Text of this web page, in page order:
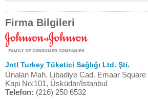
Firma Bilgileri
Jntl Turkey Tüketici Sağlığı Ltd. Şti.
Ünalan Mah. Libadiye Cad. Emaar
Kapi No:101, Üsküdar/İstanbul
Telefon: (216) 250 6532